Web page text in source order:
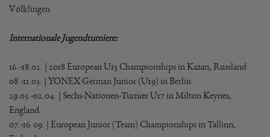
Völklingen
Internationale Jugendturniere:
16.-18.02. | 2018 European U15 Championships in Kazan, Russland
08.-11.03. | YONEX German Junior (U19) in Berlin
29.03.-02.04. | Sechs-Nationen-Turnier U17 in Milton Keynes,
England
07.-16.09. | European Junior (Team) Championships in Tallinn,